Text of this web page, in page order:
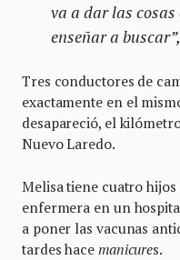
va a dar las cosas
enseñar a
Tres conductores de
exactamente en el
desapareció, el
Nuevo Laredo.
Melisa tiene cuatro
enfermera en un
a poner las vacunas
tardes hace manicures.